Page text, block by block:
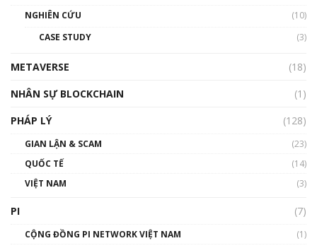
01:32:59
gió ấm
NGHIÊN CỨU
(10)
CASE STUDY
(3)
METAVERSE
(18)
NHÂN SỰ BLOCKCHAIN
(1)
PHÁP LÝ
(128)
GIAN LẬN & SCAM
(23)
QUỐC TẾ
(14)
VIỆT NAM
(3)
PI (7)
CỘNG ĐỒNG PI NETWORK VIỆT NAM
(1)